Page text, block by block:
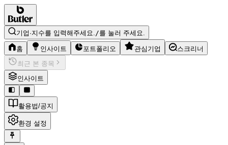
기업·지수를 입력해주세요./를 눌러 주세요.
홈 인사이트 포트폴리오 관심기업
스크리너
최근 본 종목
인사이트
활용법/공지
환경 설정